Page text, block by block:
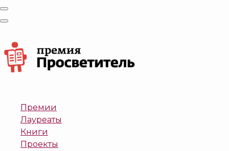
Премии
Лауреаты
Книги
Проекты